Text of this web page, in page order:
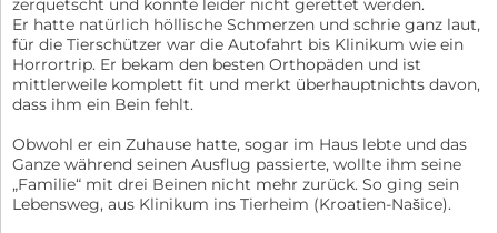
zerquetscht und konnte leider nicht gerettet werden.
Er hatte natürlich höllische Schmerzen und schrie ganz laut,
für die Tierschützer war die Autofahrt bis Klinikum wie ein
Horrortrip. Er bekam den besten Orthopäden und ist
mittlerweile komplett fit und merkt überhauptnichts davon,
dass ihm ein Bein fehlt.
Obwohl er ein Zuhause hatte, sogar im Haus lebte und das
Ganze während seinen Ausflug passierte, wollte ihm seine
„Familie“ mit drei Beinen nicht mehr zurück. So ging sein
Lebensweg, aus Klinikum ins Tierheim (Kroatien-Našice).